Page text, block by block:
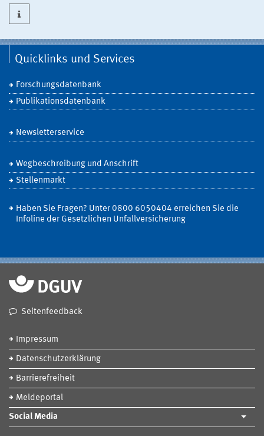
Quicklinks und Services
Forschungsdatenbank
Publikationsdatenbank
Newsletterservice
Wegbeschreibung und Anschrift
Stellenmarkt
Haben Sie Fragen? Unter 0800 6050404 erreichen Sie die
Infoline der Gesetzlichen Unfallversicherung
Seitenfeedback
Impressum
Datenschutzerklärung
Barrierefreiheit
Meldeportal
Social Media